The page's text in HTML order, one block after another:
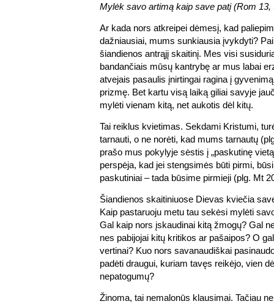
Mylėk savo artimą kaip save patį (Rom 13,
Ar kada nors atkreipei dėmesį, kad
dažniausiai, mums sunkiausia įvykdyti?
šiandienos antrąjį skaitinį. Mes visi
bandančiais mūsų kantrybę ar mus labai
atvejais pasaulis įnirtingai ragina į
prizmę. Bet kartu visą laiką giliai savyje
mylėti vienam kitą, net aukotis dėl kitų.
Tai reiklus kvietimas. Sekdami Kristumi,
tarnauti, o ne norėti, kad mums tarnautų
prašo mus pokylyje sėstis į „paskutinę
perspėja, kad jei stengsimės būti pirmi,
paskutiniai – tada būsime pirmieji (plg. Mt
Šiandienos skaitiniuose Dievas kviečia
Kaip pastaruoju metu tau sekėsi mylėti
Gal kaip nors įskaudinai kitą žmogų? Gal
nes pabijojai kitų kritikos ar pašaipos? O
vertinai? Kuo nors savanaudiškai
padėti draugui, kuriam tavęs reikėjo, vien
nepatogumų?
Žinoma, tai nemalonūs klausimai. Tačiau